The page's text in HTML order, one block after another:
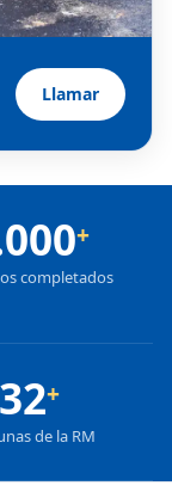
Llamar
+
completados
32+
de la RM